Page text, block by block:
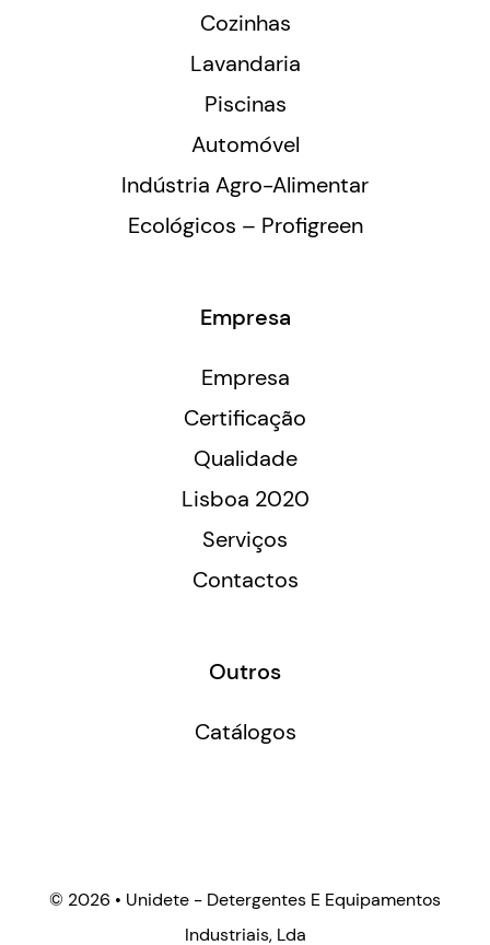
Cozinhas
Lavandaria
Piscinas
Automóvel
Indústria Agro-Alimentar
Ecológicos – Profigreen
Empresa
Empresa
Certificação
Qualidade
Lisboa 2020
Serviços
Contactos
Outros
Catálogos
© 2026 • Unidete - Detergentes E Equipamentos
Industriais, Lda